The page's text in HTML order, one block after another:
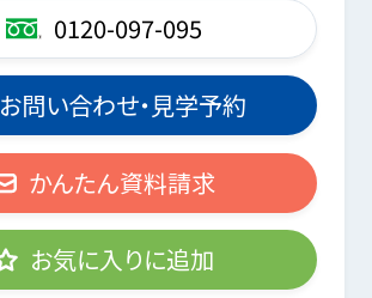
0120-097-095
お問い合わせ・見学予約
かんたん資料請求
お気に入りに追加